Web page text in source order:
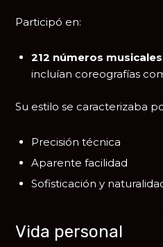
Participó en:
212 números musicales
incluían coreografías
Su estilo se caracterizaba
Precisión técnica
Aparente facilidad
Sofisticación y
Vida personal